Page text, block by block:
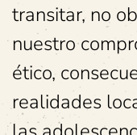
transitar, no
nuestro
ético,
realidades